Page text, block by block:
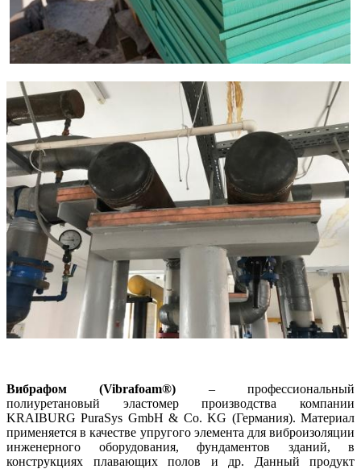
Вибрафом (Vibrafoam®) – профессиональный
полиуретановый эластомер производства компании
KRAIBURG PuraSys GmbH & Co. KG (Германия). Материал
применяется в качестве упругого элемента для виброизоляции
инженерного оборудования, фундаментов зданий, в
конструкциях плавающих полов и др. Данный продукт